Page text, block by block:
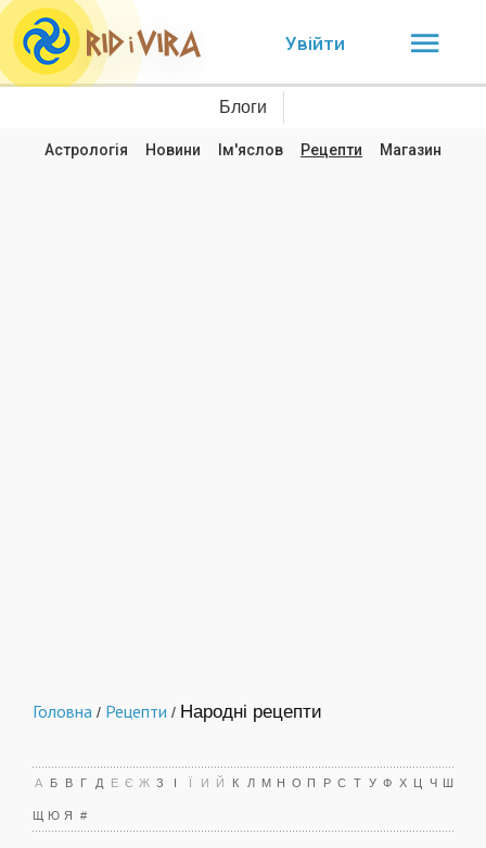
Увійти
Блоги
Астрологія Новини Ім'яслов Рецепти Магазин
Головна / Рецепти / Народні рецепти
А Б В Г Д Е Є Ж З І Ї И Й К Л М Н О П Р С Т У Ф Х Ц Ч Ш
Щ Ю Я #